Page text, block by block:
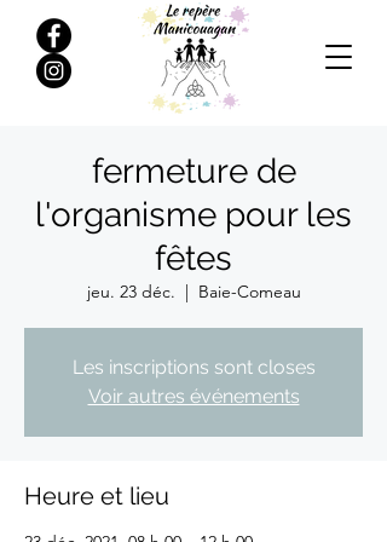
fermeture de
l'organisme pour les
fêtes
jeu. 23 déc.
  |
Baie-Comeau
Les inscriptions sont closes
Voir autres événements
Heure et lieu